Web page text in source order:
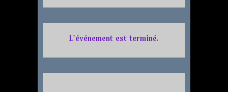
L'événement est terminé.